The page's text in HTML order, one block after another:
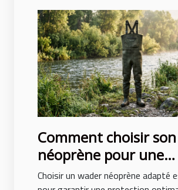
Comment choisir
néoprène pour une
protection optimale ?
Choisir un wader néoprène adapté